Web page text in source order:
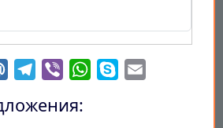
Mail.RuTelegram
Viber WhatsApp
Skype